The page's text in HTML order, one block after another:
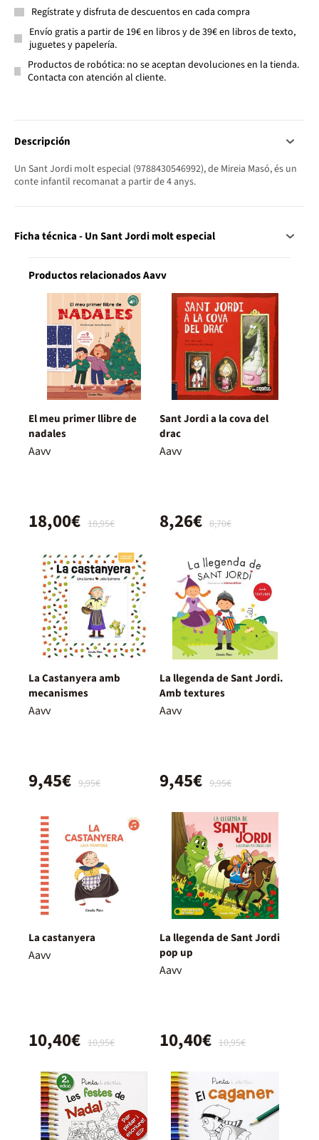
Regístrate y disfruta de descuentos en cada compra
Envío gratis a partir de 19€ en libros y de 39€ en libros de texto,
juguetes y papelería.
Productos de robótica: no se aceptan devoluciones en la tienda.
Contacta con atención al cliente.
Descripción
Un Sant Jordi molt especial (9788430546992), de Mireia Masó, és un
conte infantil recomanat a partir de 4 anys.
Ficha técnica - Un Sant Jordi molt especial
Productos relacionados Aavv
El meu primer llibre de
nadales
Aavv
18,95€
18,00€
Sant Jordi a la cova del
drac
Aavv
8,70€
8,26€
La Castanyera amb
mecanismes
Aavv
9,95€
9,45€
La llegenda de Sant Jordi.
Amb textures
Aavv
9,95€
9,45€
La castanyera
Aavv
10,95€
10,40€
La llegenda de Sant Jordi
pop up
Aavv
10,95€
10,40€